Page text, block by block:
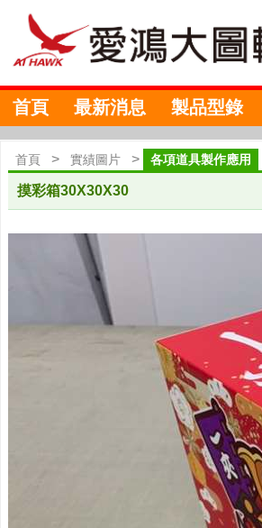
首頁 最新消息 製品型錄
首頁 > 實績圖片 > 各項道具製作應用
摸彩箱30X30X30